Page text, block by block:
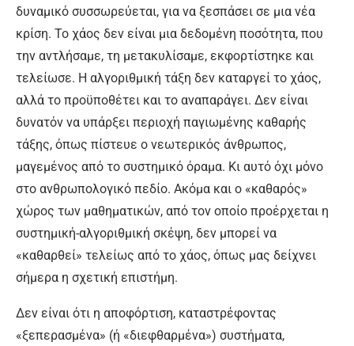
δυναμικό συσσωρεύεται, για να ξεσπάσει σε μια νέα
κρίση. Το χάος δεν είναι μια δεδομένη ποσότητα, που
την αντλήσαμε, τη μετακυλίσαμε, εκφορτίστηκε και
τελείωσε. Η αλγοριθμική τάξη δεν καταργεί το χάος,
αλλά το προϋποθέτει και το αναπαράγει. Δεν είναι
δυνατόν να υπάρξει περιοχή παγιωμένης καθαρής
τάξης, όπως πίστευε ο νεωτερικός άνθρωπος,
μαγεμένος από το συστημικό όραμα. Κι αυτό όχι μόνο
στο ανθρωπολογικό πεδίο. Ακόμα και ο «καθαρός»
χώρος των μαθηματικών, από τον οποίο προέρχεται η
συστημική-αλγοριθμική σκέψη, δεν μπορεί να
«καθαρθεί» τελείως από το χάος, όπως μας δείχνει
σήμερα η σχετική επιστήμη.
Δεν είναι ότι η αποφόρτιση, καταστρέφοντας
«ξεπερασμένα» (ή «διεφθαρμένα») συστήματα,